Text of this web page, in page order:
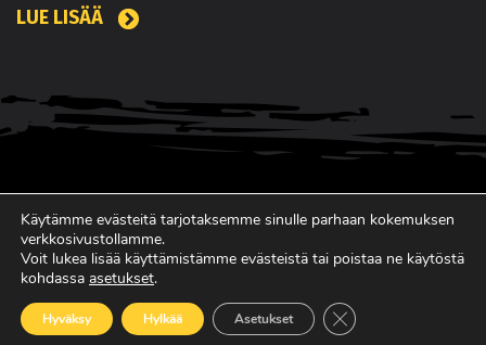
LUE LISÄÄ
SUOMEN JOHTAVA RASKAAN KALUSTON
Käytämme evästeitä tarjotaksemme sinulle parhaan kokemuksen
verkkosivustollamme.
Voit lukea lisää käyttämistämme evästeistä tai poistaa ne käytöstä
kohdassa asetukset.
Hyväksy Hylkää Asetukset Sulje evästebanneri